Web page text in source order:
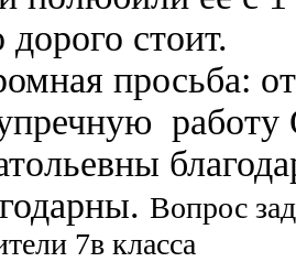
дорого стоит.
просьба:
Вопрос
7в класса